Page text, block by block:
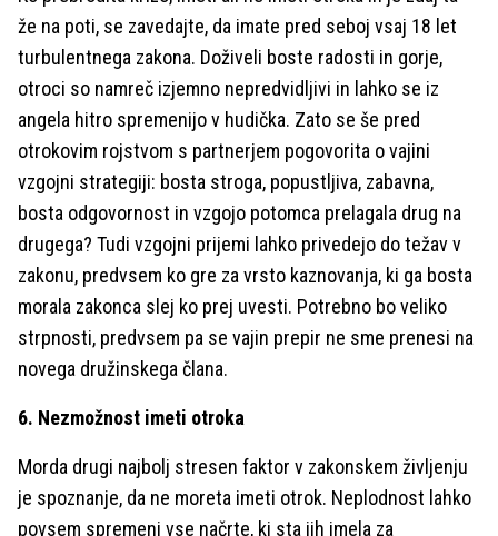
že na poti, se zavedajte, da imate pred seboj vsaj 18 let
turbulentnega zakona. Doživeli boste radosti in gorje,
otroci so namreč izjemno nepredvidljivi in lahko se iz
angela hitro spremenijo v hudička. Zato se še pred
otrokovim rojstvom s partnerjem pogovorita o vajini
vzgojni strategiji: bosta stroga, popustljiva, zabavna,
bosta odgovornost in vzgojo potomca prelagala drug na
drugega? Tudi vzgojni prijemi lahko privedejo do težav v
zakonu, predvsem ko gre za vrsto kaznovanja, ki ga bosta
morala zakonca slej ko prej uvesti. Potrebno bo veliko
strpnosti, predvsem pa se vajin prepir ne sme prenesi na
novega družinskega člana.
6. Nezmožnost imeti otroka
Morda drugi najbolj stresen faktor v zakonskem življenju
je spoznanje, da ne moreta imeti otrok. Neplodnost lahko
povsem spremeni vse načrte, ki sta jih imela za